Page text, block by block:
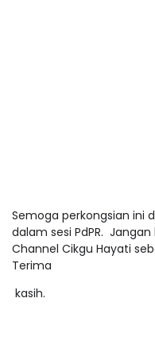
Semoga perkongsian
dalam sesi PdPR.
Channel Cikgu Hayati
Terima
kasih.